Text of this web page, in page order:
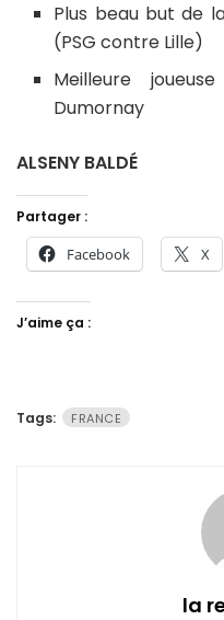
Plus beau but de
(PSG contre Lille)
Meilleure
Dumornay
ALSENY BALDÉ
Partager :
Facebook X
J’aime ça :
Tags: FRANCE
la